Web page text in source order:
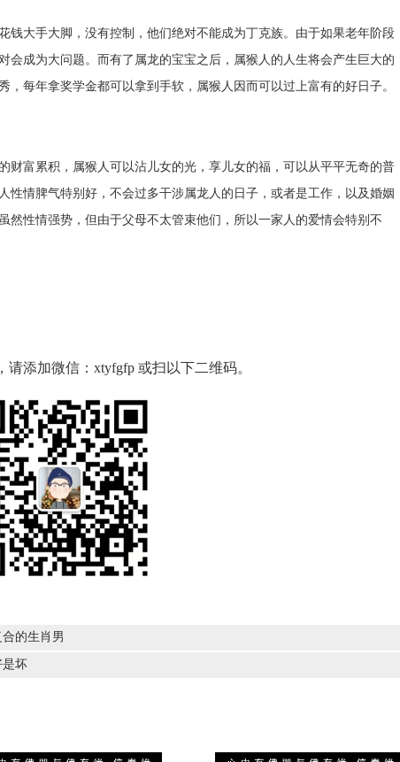
大手大脚，没有控制，他们绝对不能成为丁克族。由于如果老年阶段
会成为大问题。而有了属龙的宝宝之后，属猴人的人生将会产生巨大的
每年拿奖学金都可以拿到手软，属猴人因而可以过上富有的好日子。
财富累积，属猴人可以沾儿女的光，享儿女的福，可以从平平无奇的普
性情脾气特别好，不会过多干涉属龙人的日子，或者是工作，以及婚姻
然性情强势，但由于父母不太管束他们，所以一家人的爱情会特别不
添加微信：xtyfgfp 或扫以下二维码。
的生肖男
是坏